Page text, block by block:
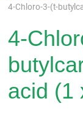
4-Chloro-3-(t-
4-
acid (1